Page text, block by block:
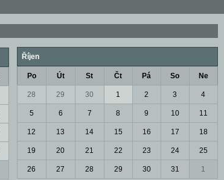
Říjen
Po Út St Čt Pá So Ne
28 29 30 1 2 3 4
5 6 7 8 9 10 11
12 13 14 15 16 17 18
19 20 21 22 23 24 25
26 27 28 29 30 31 1